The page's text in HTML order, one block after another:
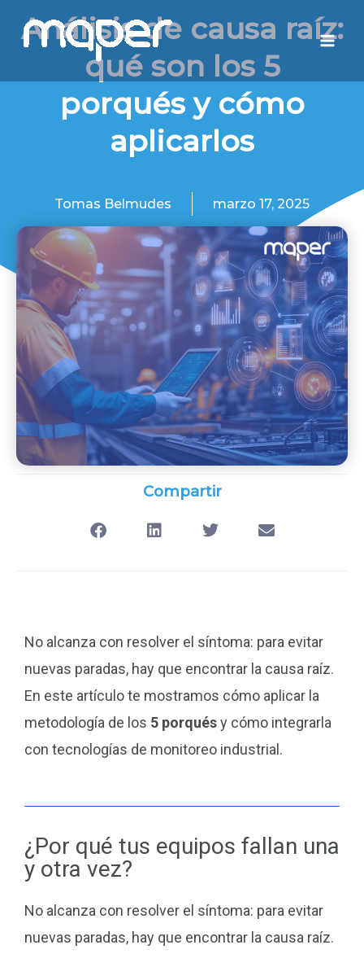
Análisis de causa raíz:
qué son los 5
porqués y cómo
aplicarlos
Tomas Belmudes marzo 17, 2025
Compartir
No alcanza con resolver el síntoma: para evitar
nuevas paradas, hay que encontrar la causa raíz.
En este artículo te mostramos cómo aplicar la
metodología de los 5 porquésy cómo integrarla
con tecnologías de monitoreo industrial.
¿Por qué tus equipos fallan una
y otra vez?
No alcanza con resolver el síntoma: para evitar
nuevas paradas, hay que encontrar la causa raíz.